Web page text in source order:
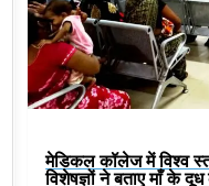
मेडिकल कॉलेज में विश्व
विशेषज्ञों ने बताए माँ के